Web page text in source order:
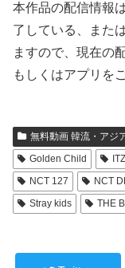
本作品の配信情報
了している、また
ますので、現在の
もしくはアプリを
無料動画 韓流・アジ
Golden Child
NCT 127
NCT
Stray kids
THE